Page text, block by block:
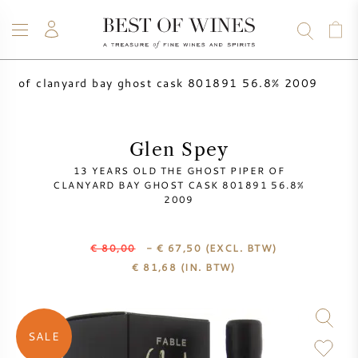
WIJN
ALLE WIJNEN
VINTAGE CHART
VOORVERKOOP
CHAMPAGNE
ALLE CHAMPAGNES
BOLLINGER
WHISKY
RUM
STERKE DRANK
SALE
WIJN SALE
VOORVERKOOP
BORDEAUX EN PRIMEUR
UW WIJN VERKOPEN
BLOG
OVER ONS
of clanyard bay ghost cask 801891 56.8% 2009
Glen Spey
13 YEARS OLD THE GHOST PIPER OF
CLANYARD BAY GHOST CASK 801891 56.8%
2009
€ 80,00- € 67,50 (EXCL. BTW)
€ 81,68 (IN. BTW)
SALE